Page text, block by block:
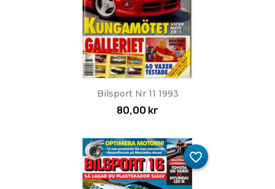
Bilsport Nr 11 1993
80,00 kr
favorite_border